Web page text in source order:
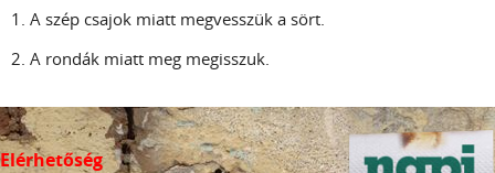
1. A szép csajok miatt megvesszük a sört.
2. A rondák miatt meg megisszuk.
Elérhetőség